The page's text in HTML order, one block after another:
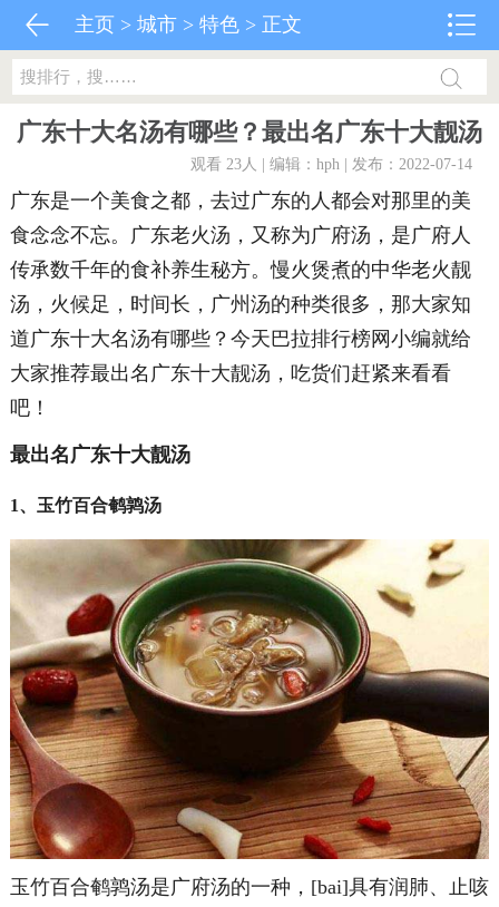
主页 >城市 >特色 > 正文
广东十大名汤有哪些？最出名广东十大靓汤
观看 23人 | 编辑：hph | 发布：2022-07-14
广东是一个美食之都，去过广东的人都会对那里的美
食念念不忘。广东老火汤，又称为广府汤，是广府人
传承数千年的食补养生秘方。慢火煲煮的中华老火靓
汤，火候足，时间长，广州汤的种类很多，那大家知
道广东十大名汤有哪些？今天巴拉排行榜网小编就给
大家推荐最出名广东十大靓汤，吃货们赶紧来看看
吧！
最出名广东十大靓汤
1、玉竹百合鹌鹑汤
玉竹百合鹌鹑汤是广府汤的一种，[bai]具有润肺、止咳